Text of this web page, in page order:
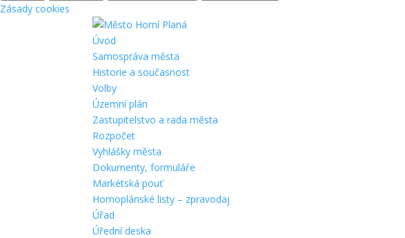
Zásady cookies
Úvod
Samospráva města
Historie a současnost
Volby
Územní plán
Zastupitelstvo a rada města
Rozpočet
Vyhlášky města
Dokumenty, formuláře
Markétská pouť
Hornoplánské listy – zpravodaj
Úřad
Úřední deska